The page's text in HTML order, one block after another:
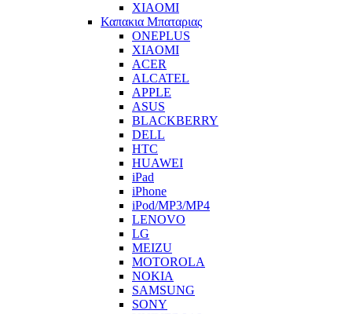
XIAOMI
Καπακια Μπαταριας
ONEPLUS
XIAOMI
ACER
ALCATEL
APPLE
ASUS
BLACKBERRY
DELL
HTC
HUAWEI
iPad
iPhone
iPod/MP3/MP4
LENOVO
LG
MEIZU
MOTOROLA
NOKIA
SAMSUNG
SONY